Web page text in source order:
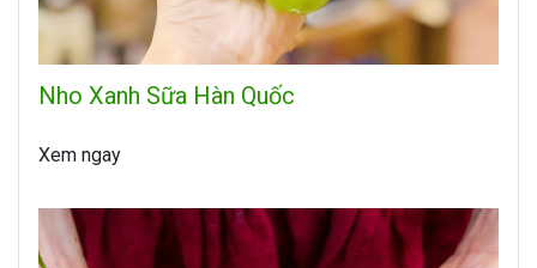
Nho Xanh Sữa Hàn Quốc
Xem ngay